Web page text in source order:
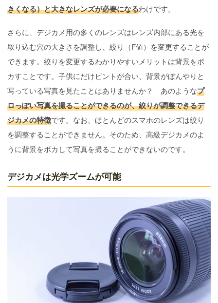
きくなる）と大きなレンズが必要になるわけです。
さらに、デジカメ用の多くのレンズはレンズ内部にある光を
取り込む穴の大きさを調整し、絞り（F値）を変更することが
できます。絞りを変更するわかりやすいメリットは背景をボ
カすことです。子供にだけピントが合い、背景がぼんやりと
写っている写真を見たことはありませんか？ あのようなプ
ロっぽい写真を撮ることができるのが、絞りが調整できるデ
ジカメの特徴です。なお、ほとんどのスマホのレンズは絞り
を調整することができません。そのため、高級デジカメのよ
うに背景をボカして写真を撮ることができないのです。
デジカメは光学ズームが可能